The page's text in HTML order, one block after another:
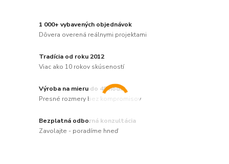
1 000+ vybavených objednávok
Dôvera overená reálnymi projektami
Tradícia od roku 2012
Viac ako 10 rokov skúseností
Výroba na mieru do 48 hodín
Presné rozmery bez kompromisov
Bezplatná odborná konzultácia
Zavolajte - poradíme hneď